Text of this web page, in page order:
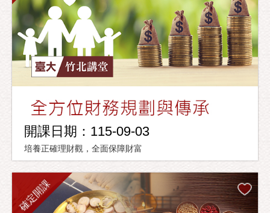
開課日期：115-09-03
培養正確理財觀，全面保障財富
確定開課